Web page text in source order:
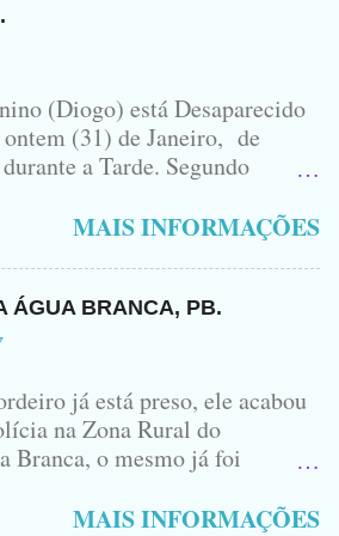
EM QUE ZÉ DO RÁDIO
A VIDA.... FOTO
FIDELIS FOTO
FIDELIS VEÍCULO
NO ACIDENTE UMA
NA FOTO VOCÊS
OBSERVAR QUE TODAS...
(Diogo) está Desaparecido
ontem (31) de Janeiro, de
a Tarde. Segundo
Jardim Karlota, aqui em
de dois Elementos. [83]9
- Se você souber de alguma
favor avisar através deste
ela tá Desesperada.
MAIS INFORMAÇÕES
ÁGUA BRANCA, PB.
já está preso, ele acabou
na Zona Rural do
Branca, o mesmo já foi
a informação que, o acusado,
MAIS INFORMAÇÕES